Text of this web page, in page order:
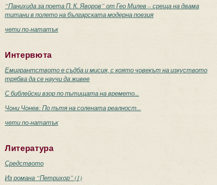
“Панихида за поета П. К. Яворов” от Гео Милев – среща на двама
титани в полето на българската модерна поезия
чети по-нататък
Интервюта
Емигрантството е съдба и мисия, с която човекът на изкуството
трябва да се научи да живее
С библейски взор по пътищата на времето...
Чони Чонев: По пътя на солената реалност...
чети по-нататък
Литература
Средството
Из романа “Петрихор” (1)